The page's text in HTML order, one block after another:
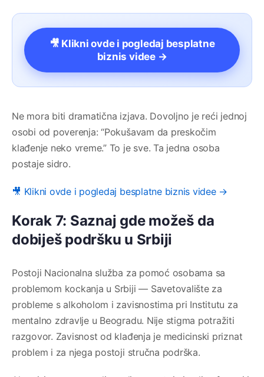
🎥 Klikni ovde i pogledaj besplatne
biznis videe →
Ne mora biti dramatična izjava. Dovoljno je reći jednoj
osobi od poverenja: “Pokušavam da preskočim
klađenje neko vreme.” To je sve. Ta jedna osoba
postaje sidro.
🎥 Klikni ovde i pogledaj besplatne biznis videe →
Korak 7: Saznaj gde možeš da
dobiješ podršku u Srbiji
Postoji Nacionalna služba za pomoć osobama sa
problemom kockanja u Srbiji — Savetovalište za
probleme s alkoholom i zavisnostima pri Institutu za
mentalno zdravlje u Beogradu. Nije stigma potražiti
razgovor. Zavisnost od klađenja je medicinski priznat
problem i za njega postoji stručna podrška.